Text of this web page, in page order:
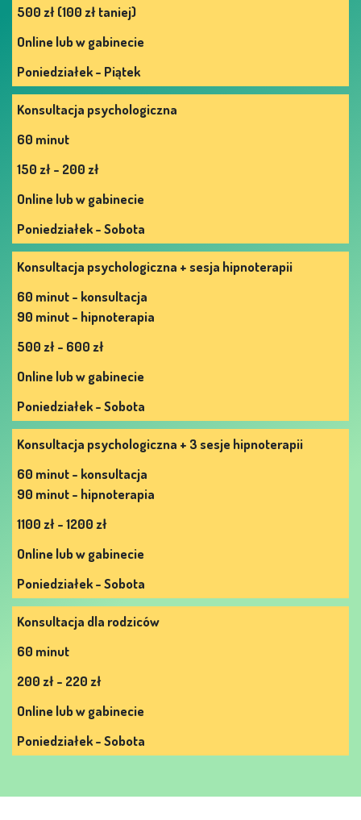
500 zł (100 zł taniej)
Online lub w gabinecie
Poniedziałek - Piątek
Konsultacja psychologiczna
60 minut
150 zł - 200 zł
Online lub w gabinecie
Poniedziałek - Sobota
Konsultacja psychologiczna + sesja hipnoterapii
60 minut - konsultacja
90 minut - hipnoterapia
500 zł - 600 zł
Online lub w gabinecie
Poniedziałek - Sobota
Konsultacja psychologiczna + 3 sesje hipnoterapii
60 minut - konsultacja
90 minut - hipnoterapia
1100 zł - 1200 zł
Online lub w gabinecie
Poniedziałek - Sobota
Konsultacja dla rodziców
60 minut
200 zł - 220 zł
Online lub w gabinecie
Poniedziałek - Sobota